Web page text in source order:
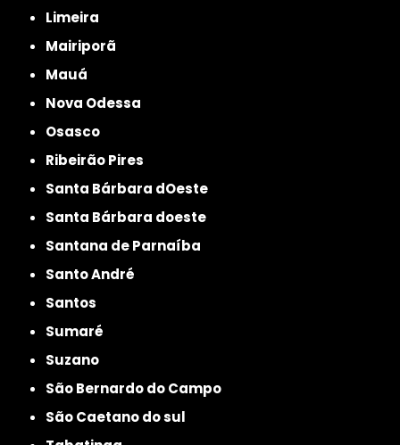
Limeira
Mairiporã
Mauá
Nova Odessa
Osasco
Ribeirão Pires
Santa Bárbara dOeste
Santa Bárbara doeste
Santana de Parnaíba
Santo André
Santos
Sumaré
Suzano
São Bernardo do Campo
São Caetano do sul